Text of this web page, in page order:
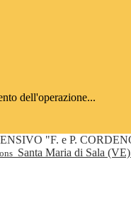
dell'operazione...
Santa Maria di Sala (VE)